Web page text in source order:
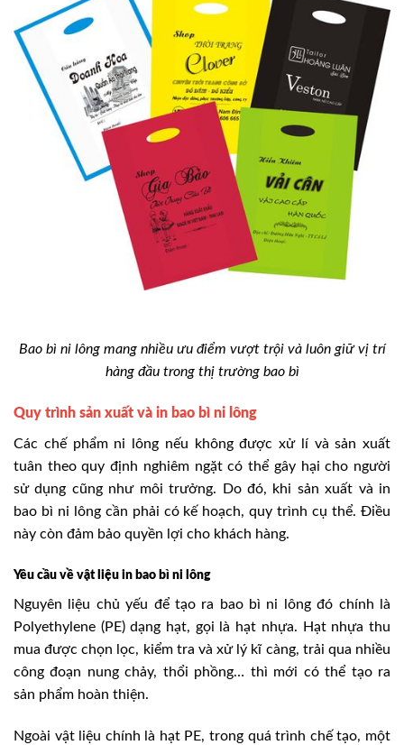
Bao bì ni lông mang nhiều ưu điểm vượt trội và luôn giữ vị trí
hàng đầu trong thị trường bao bì
Quy trình sản xuất và in bao bì ni lông
Các chế phẩm ni lông nếu không được xử lí và sản xuất
tuân theo quy định nghiêm ngặt có thể gây hại cho người
sử dụng cũng như môi trưởng. Do đó, khi sản xuất và in
bao bì ni lông cần phải có kế hoạch, quy trình cụ thể. Điều
này còn đảm bảo quyền lợi cho khách hàng.
Yêu cầu về vật liệu in bao bì ni lông
Nguyên liệu chủ yếu để tạo ra bao bì ni lông đó chính là
Polyethylene (PE) dạng hạt, gọi là hạt nhựa. Hạt nhựa thu
mua được chọn lọc, kiểm tra và xử lý kĩ càng, trải qua nhiều
công đoạn nung chảy, thổi phồng… thì mới có thể tạo ra
sản phẩm hoàn thiện.
Ngoài vật liệu chính là hạt PE, trong quá trình chế tạo, một